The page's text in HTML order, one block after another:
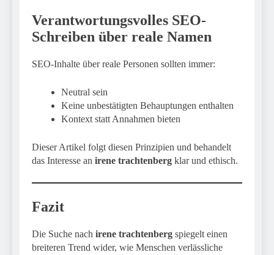
Verantwortungsvolles SEO-
Schreiben über reale Namen
SEO-Inhalte über reale Personen sollten immer:
Neutral sein
Keine unbestätigten Behauptungen enthalten
Kontext statt Annahmen bieten
Dieser Artikel folgt diesen Prinzipien und behandelt
das Interesse an irene trachtenberg klar und ethisch.
Fazit
Die Suche nach irene trachtenberg spiegelt einen
breiteren Trend wider, wie Menschen verlässliche